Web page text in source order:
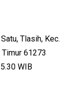
Tlasih, Kec.
Timur 61273
WIB